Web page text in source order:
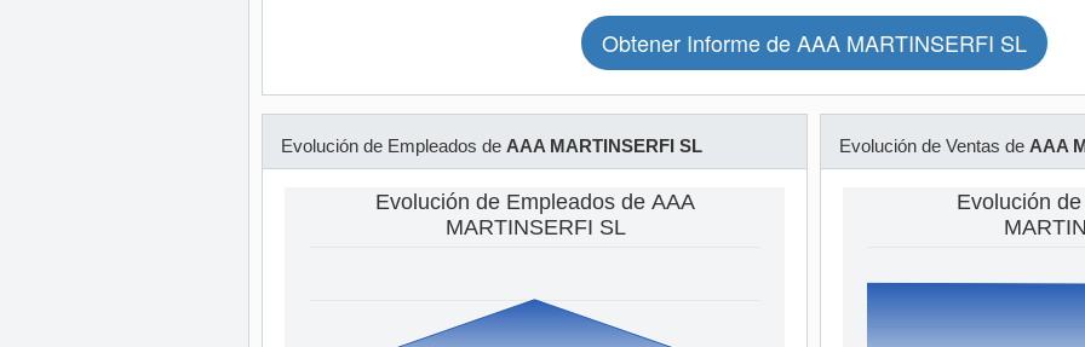
Obtener Informe de AAA MARTINSERFI SL
Evolución de Empleados de AAA MARTINSERFI SL
Evolución de Empleados de AAA
MARTINSERFI SL
Evolución de Ventas de AAA
Evolución